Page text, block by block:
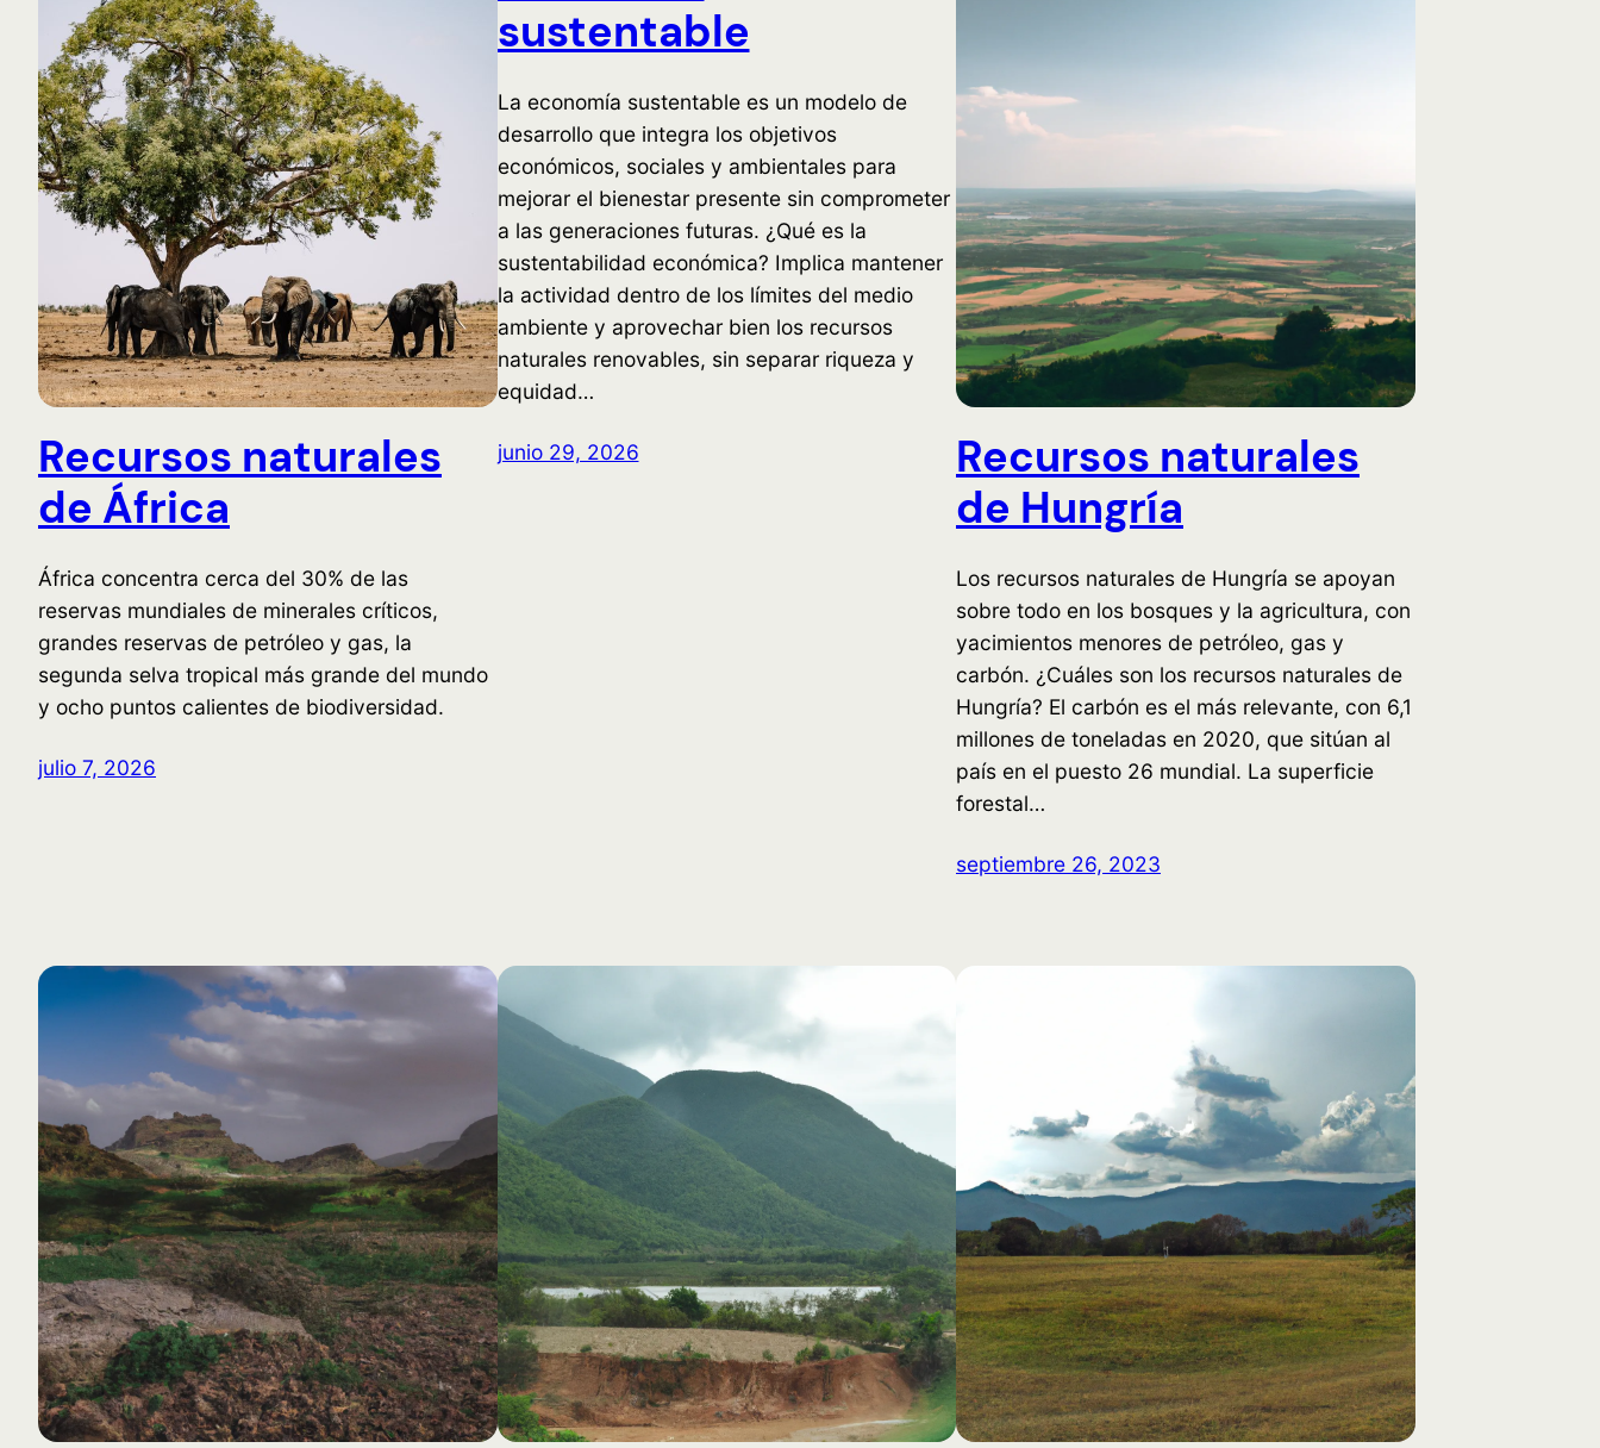
Recursos naturales
de África
África concentra cerca del 30% de las
reservas mundiales de minerales críticos,
grandes reservas de petróleo y gas, la
segunda selva tropical más grande del mundo
y ocho puntos calientes de biodiversidad.
julio 7, 2026
sustentable
La economía sustentable es un modelo de
desarrollo que integra los objetivos
económicos, sociales y ambientales para
mejorar el bienestar presente sin comprometer
a las generaciones futuras. ¿Qué es la
sustentabilidad económica? Implica mantener
la actividad dentro de los límites del medio
ambiente y aprovechar bien los recursos
naturales renovables, sin separar riqueza y
equidad…
junio 29, 2026
Recursos naturales
de Hungría
Los recursos naturales de Hungría se apoyan
sobre todo en los bosques y la agricultura, con
yacimientos menores de petróleo, gas y
carbón. ¿Cuáles son los recursos naturales de
Hungría? El carbón es el más relevante, con 6,1
millones de toneladas en 2020, que sitúan al
país en el puesto 26 mundial. La superficie
forestal…
septiembre 26, 2023